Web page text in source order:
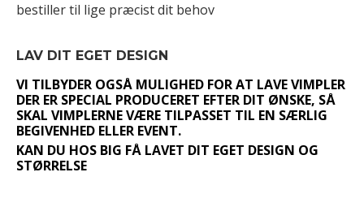
bestiller til lige præcist dit behov
LAV DIT EGET DESIGN
VI TILBYDER OGSÅ MULIGHED FOR AT LAVE VIMPLER
DER ER SPECIAL PRODUCERET EFTER DIT ØNSKE, SÅ
SKAL VIMPLERNE VÆRE TILPASSET TIL EN SÆRLIG
BEGIVENHED ELLER EVENT.
KAN DU HOS BIG FÅ LAVET DIT EGET DESIGN OG
STØRRELSE